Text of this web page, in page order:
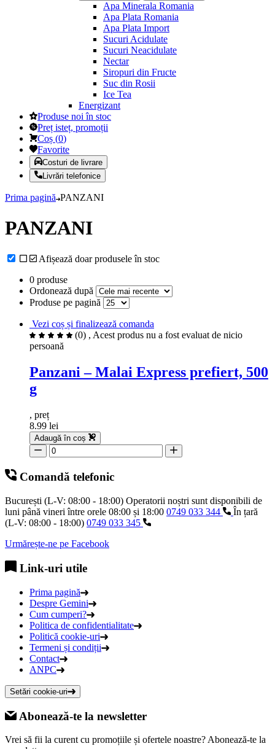
Apa Minerala Romania
Apa Plata Romania
Apa Plata Import
Sucuri Acidulate
Sucuri Neacidulate
Nectar
Siropuri din Fructe
Suc din Rosii
Ice Tea
Energizant
Produse noi în stoc
Preț isteț, promoții
Coș (0)
Favorite
Costuri de livrare
Livrări telefonice
Prima pagină PANZANI
PANZANI
Afișează doar produsele în stoc
0 produse
Ordonează după
Produse pe pagină
Vezi coș și finalizează comanda
(0) , Acest produs nu a fost evaluat de nicio
persoană
Panzani – Malai Express prefiert, 500
g
, preț
8.99 lei
Adaugă în coș
Comandă telefonic
București (L-V: 08:00 - 18:00) Operatorii noștri sunt disponibili de
luni până vineri între orele 08:00 și 18:00 0749 033 344
În țară
(L-V: 08:00 - 18:00) 0749 033 345
Urmărește-ne pe Facebook
Link-uri utile
Prima pagină
Despre Gemini
Cum cumperi?
Politica de confidentialitate
Politică cookie-uri
Termeni și condiții
Contact
ANPC
Setări cookie-uri
Abonează-te la newsletter
Vrei să fii la curent cu promoțiile și ofertele noastre? Abonează-te la